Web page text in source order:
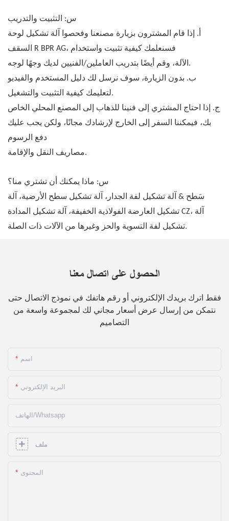
س: التثبيت والتدريب
أ. إذا قام المشترون بزيارة مصنعنا وفحصوا آلة تشكيل لوحة
السقف R BPR AG، فسنعلمك كيفية تثبيت واستخدام
الآلة، وقم أيضًا بتدريب العاملين/الفنيين لديك وجهًا لوجه.
ب. بدون الزيارة، سوف نرسل لك دليل المستخدم والفيديو
لتعليمك كيفية التثبيت والتشغيل.
ج. إذا احتاج المشتري إلى فنينا للذهاب إلى المصنع المحلي الخاص
بك، فيمكننا السفر إلى الخارج لإرشادك مجانًا، ولكن يجب عليك
دفع الرسوم
مصاريف النقل والإقامة.
س: ماذا يمكنك أن تشتري منا؟
سَطح & آلة تشكيل لفة الجدار، آلة تشكيل سطح الأرضية، آلة
تشكيل العارضة الفولاذية الخفيفة، آلة تشكيل المدادة CZ، آلة
تشكيل لفة التسوية والحز وغيرها من الآلات ذات الصلة.
الحصول على اتصال معنا
فقط اترك بريدك الإلكتروني أو رقم هاتفك في نموذج الاتصال حتى
نتمكن من إرسال عرض أسعار مجاني لك لمجموعة واسعة من
التصاميم
اسم
البريد الإلكتروني
الهاتف/whatsapp
ملف
المحتوى